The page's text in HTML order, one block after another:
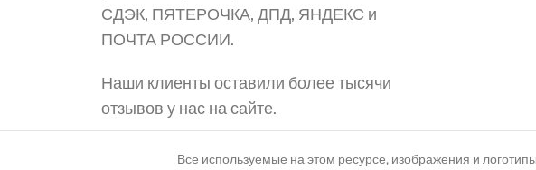
СДЭК, ПЯТЕРОЧКА, ДПД, ЯНДЕКС и
ПОЧТА РОССИИ.
Наши клиенты оставили более тысячи
отзывов у нас на сайте.
Все используемые на этом ресурсе, изображения и